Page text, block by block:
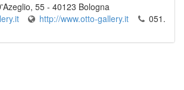
55- 40123 Bologna
http://www.otto-gallery.it
051.